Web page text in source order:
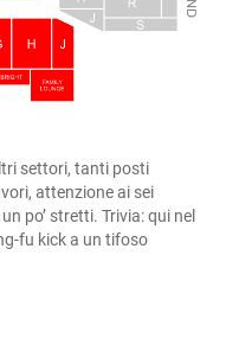
settori, tanti posti
attenzione ai sei
po’ stretti. Trivia: qui nel
fu kick a un tifoso